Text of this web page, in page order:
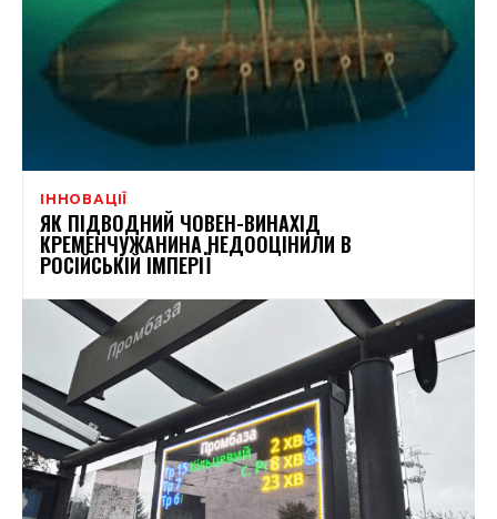
ІННОВАЦІЇ
ЯК ПІДВОДНИЙ ЧОВЕН-ВИНАХІД
КРЕМЕНЧУЖАНИНА НЕДООЦІНИЛИ В
РОСІЙСЬКІЙ ІМПЕРІЇ